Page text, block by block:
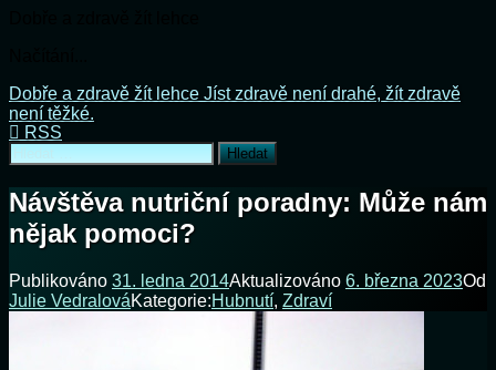
Přejít
k
obsahu
webu
Dobře a zdravě žít lehce Jíst zdravě není drahé, žít zdravě
není těžké.
RSS
Vyhledávání
Návštěva nutriční poradny: Může nám
nějak pomoci?
Publikováno 31. ledna 2014Aktualizováno 6. března 2023Od
Julie VedralováKategorie:Hubnutí, Zdraví